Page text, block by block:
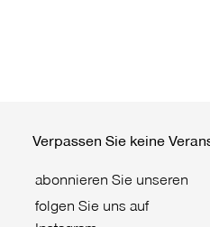
Verpassen Sie keine
abonnieren Sie unseren
folgen Sie uns auf